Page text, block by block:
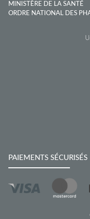
MINISTÈRE DE LA SANTÉ
ORDRE NATIONAL DES
PAIEMENTS SÉCURISÉS